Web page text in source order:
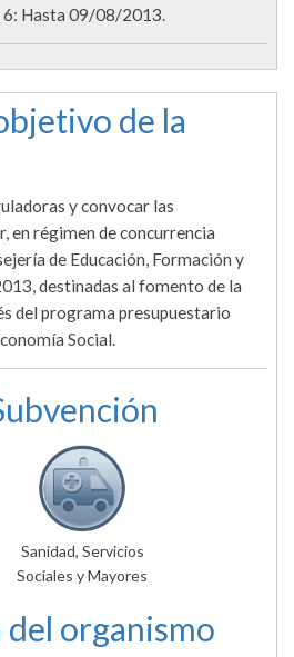
Hasta 09/08/2013.
de la
y convocar las
en régimen de concurrencia
de Educación, Formación y
destinadas al fomento de la
del programa presupuestario
Social.
Sanidad, Servicios
Sociales y Mayores
del organismo